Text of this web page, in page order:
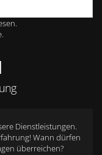
Dienstleistungen.
Wann dürfen
überreichen?